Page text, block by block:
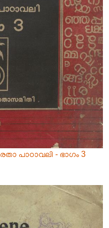
പാഠാവലി - ഭാഗം 3